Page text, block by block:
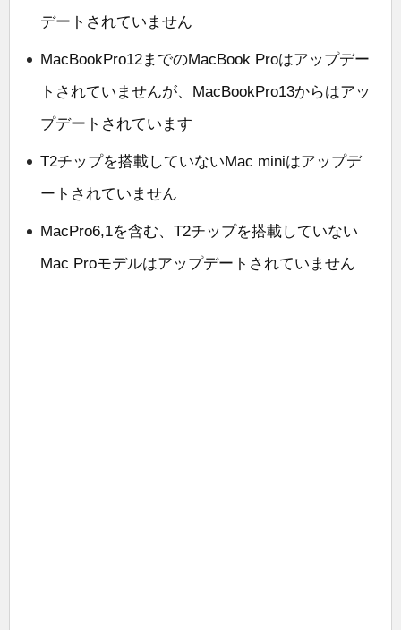
デートされていません
MacBookPro12までのMacBook Proはアップデー
トされていませんが、MacBookPro13からはアッ
プデートされています
T2チップを搭載していないMac miniはアップデ
ートされていません
MacPro6,1を含む、T2チップを搭載していない
Mac Proモデルはアップデートされていません